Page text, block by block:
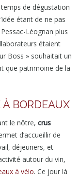
de dégustation
étant de ne pas
Léognan plus
étaient
Boss » souhaitait un
que patrimoine de la
À BORDEAUX
le nôtre, crus
d’accueillir de
déjeuners, et
autour du vin,
à vélo. Ce jour là